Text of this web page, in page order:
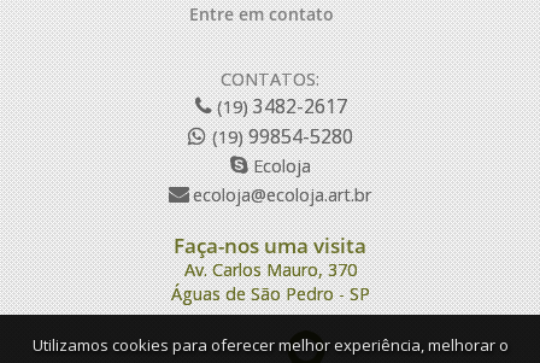
Entre em contato
CONTATOS:
(19)3482-2617
(19)99854-5280
Ecoloja
ecoloja@ecoloja.art.br
Faça-nos uma visita
Av. Carlos Mauro, 370
Águas de São Pedro - SP
Utilizamos cookies para oferecer melhor experiência, melhorar o